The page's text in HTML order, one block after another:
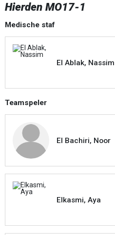
Hierden MO17-1
Medische staf
El Ablak, Nassim
Teamspeler
El Bachiri, Noor
Elkasmi, Aya